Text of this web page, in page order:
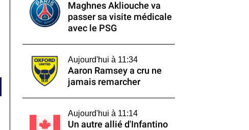
Maghnes Akliouche va
passer sa visite médicale
avec le PSG
Aujourd'hui à 11:34
Aaron Ramsey a cru ne
jamais remarcher
Aujourd'hui à 11:14
Un autre allié d'Infantino